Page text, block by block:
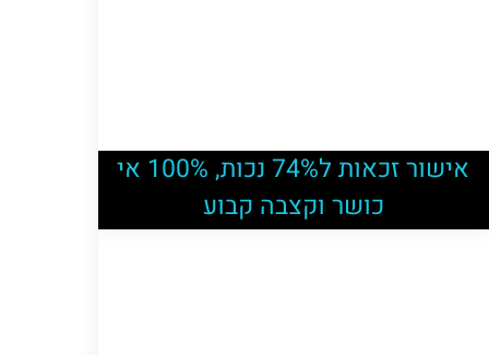
אישור זכאות ל74% נכות, 100% אי
כושר וקצבה קבוע